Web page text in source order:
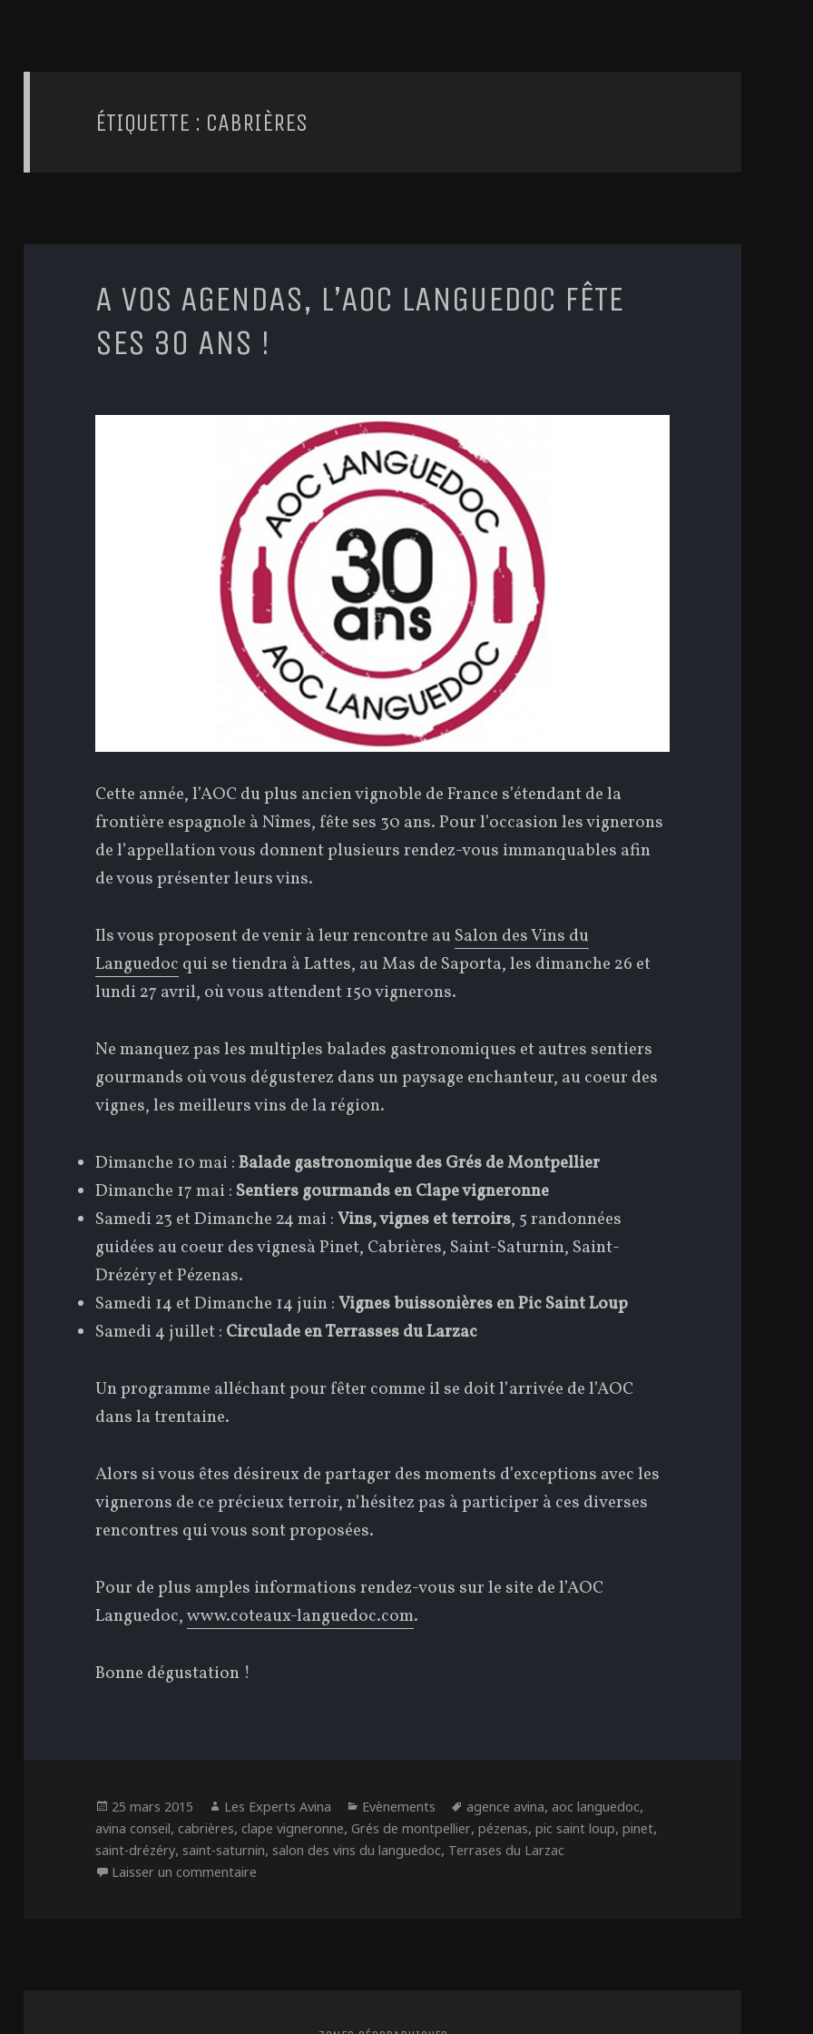
ÉTIQUETTE : CABRIÈRES
A VOS AGENDAS, L’AOC LANGUEDOC FÊTE
SES 30 ANS !
Cette année, l’AOC du plus ancien vignoble de France s’étendant de la
frontière espagnole à Nîmes, fête ses 30 ans. Pour l’occasion les vignerons
de l’appellation vous donnent plusieurs rendez-vous immanquables afin
de vous présenter leurs vins.
Ils vous proposent de venir à leur rencontre au Salon des Vins du
Languedoc qui se tiendra à Lattes, au Mas de Saporta, les dimanche 26 et
lundi 27 avril, où vous attendent 150 vignerons.
Ne manquez pas les multiples balades gastronomiques et autres sentiers
gourmands où vous dégusterez dans un paysage enchanteur, au coeur des
vignes, les meilleurs vins de la région.
Dimanche 10 mai :Balade gastronomique des Grés de Montpellier
Dimanche 17 mai : Sentiers gourmands en Clape vigneronne
Samedi 23 et Dimanche 24 mai :Vins, vignes et terroirs, 5 randonnées
guidées au coeur des vignesà Pinet, Cabrières, Saint-Saturnin, Saint-
Drézéry et Pézenas.
Samedi 14 et Dimanche 14 juin :Vignes buissonières en Pic Saint Loup
Samedi 4 juillet : Circulade en Terrasses du Larzac
Un programme alléchant pour fêter comme il se doit l’arrivée de l’AOC
dans la trentaine.
Alors si vous êtes désireux de partager des moments d’exceptions avec les
vignerons de ce précieux terroir, n’hésitez pas à participer à ces diverses
rencontres qui vous sont proposées.
Pour de plus amples informations rendez-vous sur le site de l’AOC
Languedoc,www.coteaux-languedoc.com.
Bonne dégustation !
Publié
le
25 mars 2015 Auteur
Les Experts Avina Catégories
Evènements Étiquettes
agence avina, aoc languedoc,
avina conseil,cabrières,clape vigneronne, Grés de montpellier,pézenas,pic saint loup,pinet,
saint-drézéry, saint-saturnin, salon des vins du languedoc, Terrases du Larzac
Laisser un commentaire